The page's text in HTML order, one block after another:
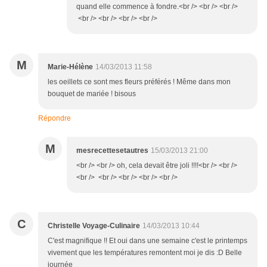
quand elle commence à fondre.<br /> <br /> <br />
<br /> <br /> <br /> <br />
M Marie-Hélène 14/03/2013 11:58
les oeillets ce sont mes fleurs préférés ! Même dans mon
bouquet de mariée ! bisous
Répondre
M mesrecettesetautres 15/03/2013 21:00
<br /> <br /> oh, cela devait être joli !!!!<br /> <br />
<br /> <br /> <br /> <br /> <br />
C Christelle Voyage-Culinaire 14/03/2013 10:44
C'est magnifique !! Et oui dans une semaine c'est le printemps
vivement que les températures remontent moi je dis :D Belle
journée